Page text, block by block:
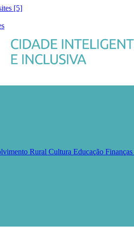
[5]
Rural Cultura Educação Finanças